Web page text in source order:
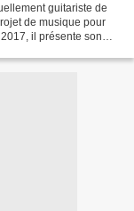
guitariste de
de musique pour
il présente son